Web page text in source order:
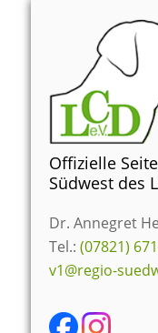
springen
Offizielle
Südwest des
Dr. Annegret
Tel.: (07821)
v1@regio-